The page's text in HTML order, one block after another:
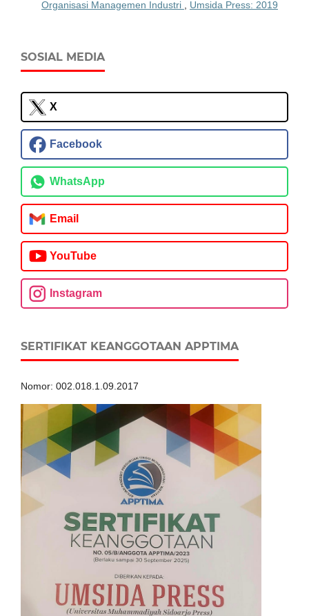
Organisasi Managemen Industri , Umsida Press: 2019
SOSIAL MEDIA
X
Facebook
WhatsApp
Email
YouTube
Instagram
SERTIFIKAT KEANGGOTAAN APPTIMA
Nomor: 002.018.1.09.2017